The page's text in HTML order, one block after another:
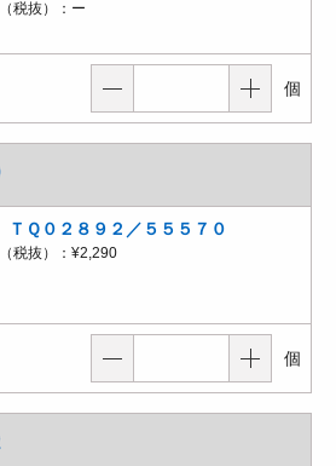
税抜）： ー
個
Ｑ０２８９２／５５５７０
税抜）： ¥2,290
個